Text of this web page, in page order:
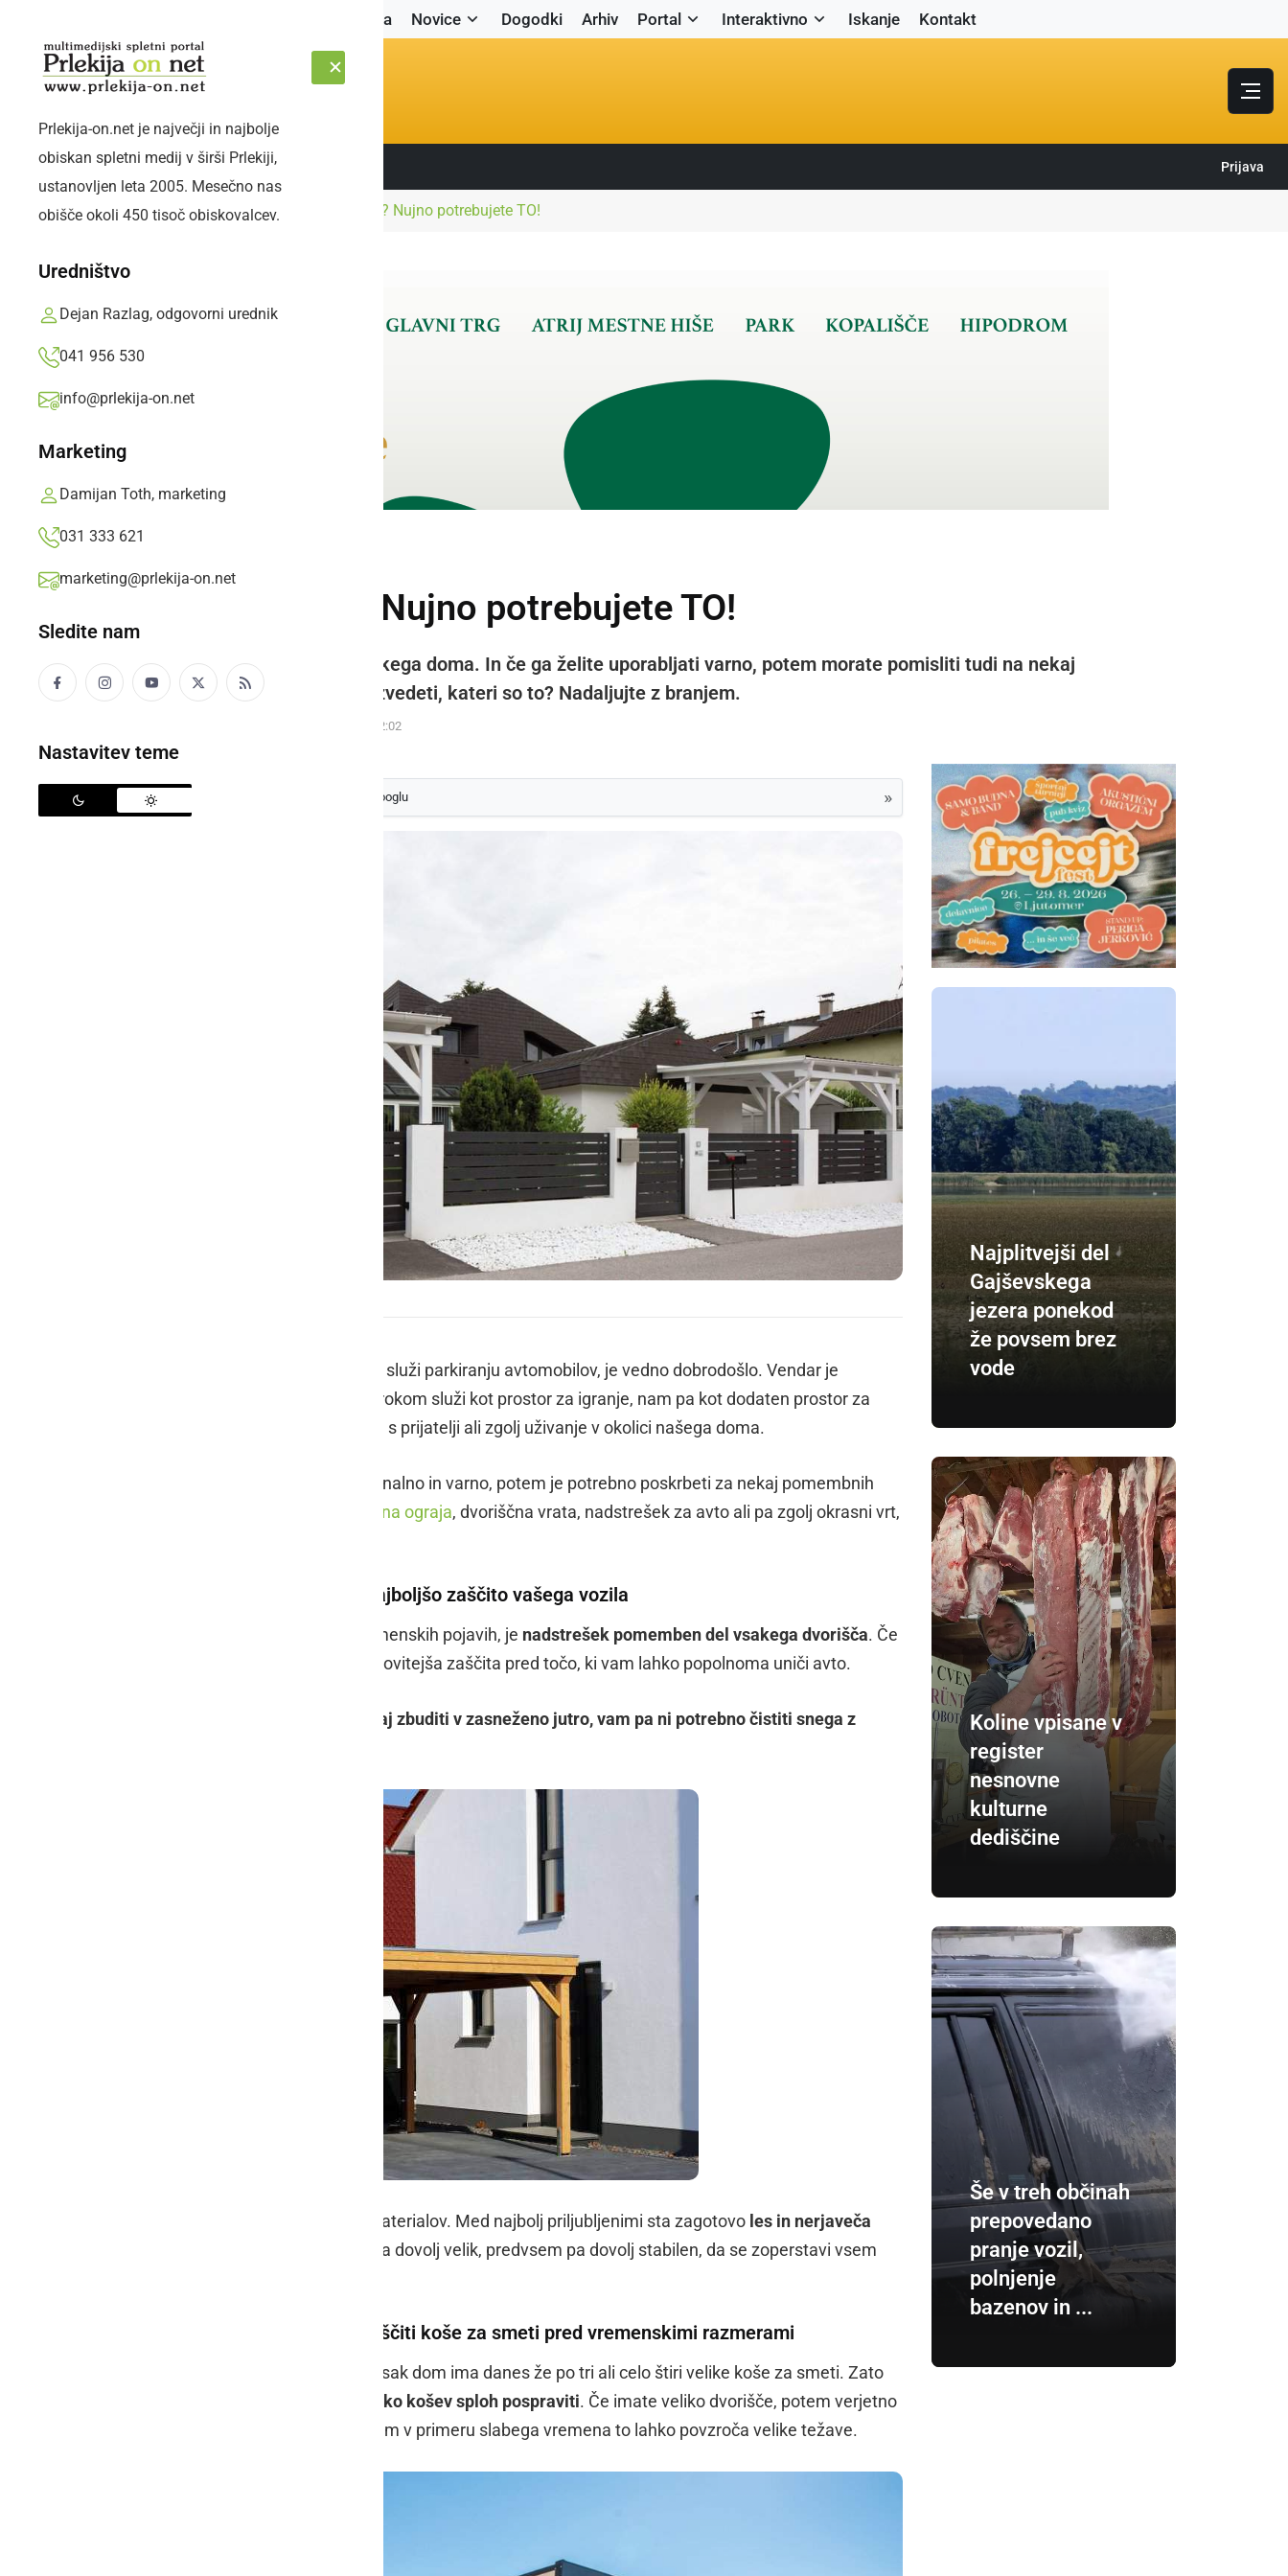
Naslovnica Novice Dogodki Arhiv Portal Interaktivno Iskanje Kontakt
PETEK, 7. AVGUST 2026 Sledite nam: Prijava
Prlekija-on.net je največji in najbolje
obiskan spletni medij v širši Prlekiji,
ustanovljen leta 2005. Mesečno nas
obišče okoli 450 tisoč obiskovalcev.
Uredništvo
Dejan Razlag, odgovorni urednik
041 956 530
info@prlekija-on.net
Marketing
Damijan Toth, marketing
031 333 621
marketing@prlekija-on.net
Sledite nam
Nastavitev teme
Naslovnica Gospodarstvo Imate dvorišče? Nujno potrebujete TO!
Imate dvorišče? Nujno potrebujete TO!
Dvorišče je nepogrešljiv del vsakega doma. In če ga želite uporabljati varno, potem morate pomisliti tudi na nekaj
pomembnih elementov. Želite izvedeti, kateri so to? Nadaljujte z branjem.
petek, 23. december 2022 ob 12:02
Izberite kot svoj prednostni vir na Googlu »
Imeti dodatno površino okoli hiše, ki služi parkiranju avtomobilov, je vedno dobrodošlo. Vendar je
dvorišče več kot samo to. Našim otrokom služi kot prostor za igranje, nam pa kot dodaten prostor za
preživljanje prostega časa, druženje s prijatelji ali zgolj uživanje v okolici našega doma.
Če želite, da je dvorišče tudi funkcionalno in varno, potem je potrebno poskrbeti za nekaj pomembnih
dvoriščna ograja, dvoriščna vrata, nadstrešek za avto ali pa zgolj okrasni vrt,
Nadstrešek za avtomobile za najboljšo zaščito vašega vozila
Ob vse pogostejših ekstremnih vremenskih pojavih, je nadstrešek pomemben del vsakega dvorišča. Če
nimate garaže, potem je to najučinkovitejša zaščita pred točo, ki vam lahko popolnoma uniči avto.
In kaj je lahko lepšega, kot se zjutraj zbuditi v zasneženo jutro, vam pa ni potrebno čistiti snega z
Nadstreški so izdelani iz različnih materialov. Med najbolj priljubljenimi sta zagotovo les in nerjaveča
. Nadstrešek mora biti seveda dovolj velik, predvsem pa dovolj stabilen, da se zoperstavi vsem
Nadstrešek za smetnjake, ki zaščiti koše za smeti pred vremenskimi razmerami
Smo v dobi ločevanja odpadkov in vsak dom ima danes že po tri ali celo štiri velike koše za smeti. Zato
kam toliko košev sploh pospraviti. Če imate veliko dvorišče, potem verjetno
s tem nimate težav. Res pa je, da vam v primeru slabega vremena to lahko povzroča velike težave.
Najplitvejši del
Gajševskega
jezera ponekod
že povsem brez
vode
Koline vpisane v
register
nesnovne
kulturne
dediščine
Še v treh občinah
prepovedano
pranje vozil,
polnjenje
bazenov in ...